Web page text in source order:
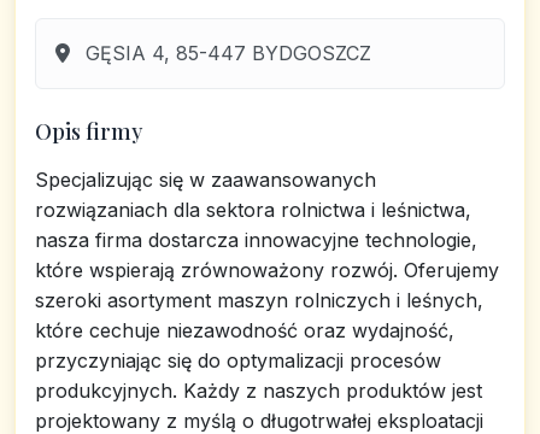
GĘSIA 4, 85-447 BYDGOSZCZ
Opis firmy
Specjalizując się w zaawansowanych
rozwiązaniach dla sektora rolnictwa i leśnictwa,
nasza firma dostarcza innowacyjne technologie,
które wspierają zrównoważony rozwój. Oferujemy
szeroki asortyment maszyn rolniczych i leśnych,
które cechuje niezawodność oraz wydajność,
przyczyniając się do optymalizacji procesów
produkcyjnych. Każdy z naszych produktów jest
projektowany z myślą o długotrwałej eksploatacji